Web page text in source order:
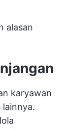
alasan
karyawan